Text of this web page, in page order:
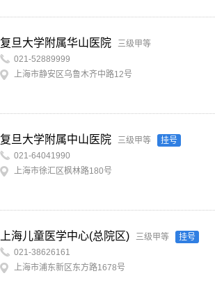
复旦大学附属华山医院
三级甲等
021-52889999
上海市静安区乌鲁木齐中路12号
复旦大学附属中山医院 三级甲等
挂号
021-64041990
上海市徐汇区枫林路180号
上海儿童医学中心(总院区) 三级甲等
挂号
021-38626161
上海市浦东新区东方路1678号